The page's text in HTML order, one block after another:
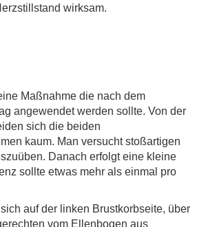
wirksam.
Maßnahme die nach dem
angewendet werden sollte. Von der
sich die beiden
kaum. Man versucht stoßartigen
Danach erfolgt eine kleine
sollte etwas mehr als einmal pro
auf der linken Brustkorbseite, über
vom Ellenbogen aus